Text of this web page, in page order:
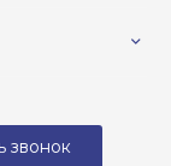
звонок